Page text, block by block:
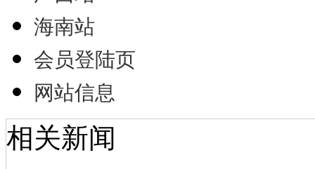
海南站
会员登陆页
网站信息
相关新闻